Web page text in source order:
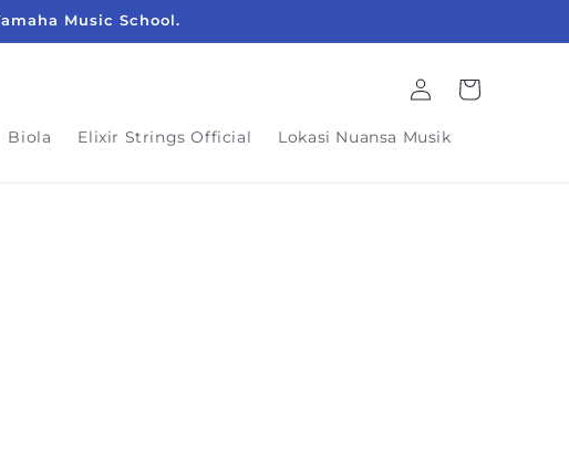
Music School.
Biola Elixir Strings Official Lokasi Nuansa Musik
LoginKeranjang